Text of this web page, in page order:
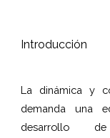
Introducción
La dinámica y
demanda una
desarrollo